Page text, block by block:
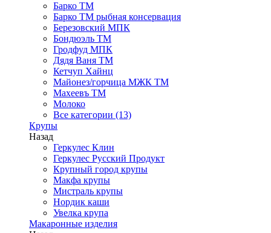
Барко ТМ
Барко ТМ рыбная консервация
Березовский МПК
Бондюэль ТМ
Гродфуд МПК
Дядя Ваня ТМ
Кетчуп Хайнц
Майонез/горчица МЖК ТМ
Махеевъ ТМ
Молоко
Все категории (13)
Крупы
Назад
Геркулес Клин
Геркулес Русский Продукт
Крупный город крупы
Макфа крупы
Мистраль крупы
Нордик каши
Увелка крупа
Макаронные изделия